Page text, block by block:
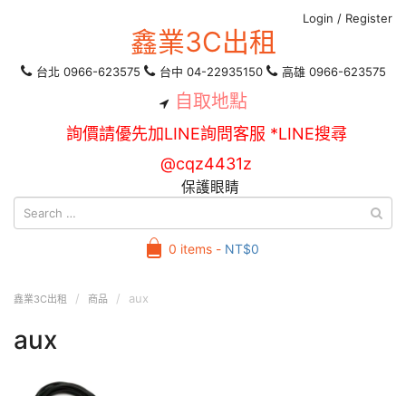
Login / Register
鑫業3C出租
台北 0966-623575 台中 04-22935150 高雄 0966-623575
自取地點
詢價請優先加LINE詢問客服 *LINE搜尋
@cqz4431z
保護眼睛
0 items - NT$0
鑫業3C出租 商品 aux
aux